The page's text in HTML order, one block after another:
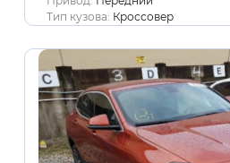
Тип кузова: Кроссовер